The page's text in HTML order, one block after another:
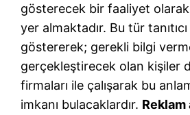
gösterecek bir faaliyet
yer almaktadır. Bu tür
göstererek; gerekli bilgi
gerçekleştirecek olan kişiler
firmaları ile çalışarak bu
imkanı bulacaklardır. Reklam